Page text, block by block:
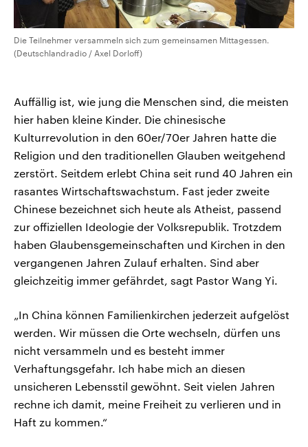
Die Teilnehmer versammeln sich zum gemeinsamen Mittagessen.
(Deutschlandradio / Axel Dorloff)
Auffällig ist, wie jung die Menschen sind, die meisten
hier haben kleine Kinder. Die chinesische
Kulturrevolution in den 60er/70er Jahren hatte die
Religion und den traditionellen Glauben weitgehend
zerstört. Seitdem erlebt China seit rund 40 Jahren ein
rasantes Wirtschaftswachstum. Fast jeder zweite
Chinese bezeichnet sich heute als Atheist, passend
zur offiziellen Ideologie der Volksrepublik. Trotzdem
haben Glaubensgemeinschaften und Kirchen in den
vergangenen Jahren Zulauf erhalten. Sind aber
gleichzeitig immer gefährdet, sagt Pastor Wang Yi.
„In China können Familienkirchen jederzeit aufgelöst
werden. Wir müssen die Orte wechseln, dürfen uns
nicht versammeln und es besteht immer
Verhaftungsgefahr. Ich habe mich an diesen
unsicheren Lebensstil gewöhnt. Seit vielen Jahren
rechne ich damit, meine Freiheit zu verlieren und in
Haft zu kommen.“